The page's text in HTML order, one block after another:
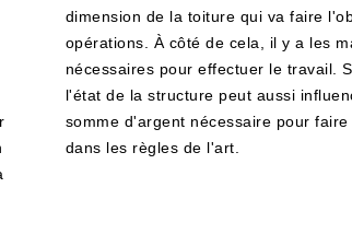
dimension de la toiture qui va faire
opérations. À côté de cela, il y a les
nécessaires pour effectuer le travail.
l'état de la structure peut aussi
somme d'argent nécessaire pour
dans les règles de l'art.